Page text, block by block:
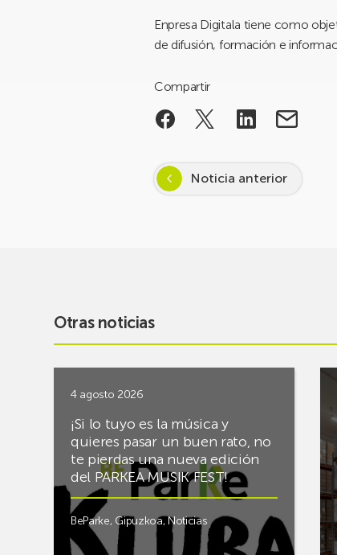
Enpresa Digitala tiene como
de difusión, formación e
Compartir
Noticia anterior
Otras noticias
4 agosto 2026
¡Si lo tuyo es la música y
quieres pasar un buen rato, no
te pierdas una nueva edición
del PARKEA MUSIK FEST!
BeParke, Gipuzkoa,Noticias